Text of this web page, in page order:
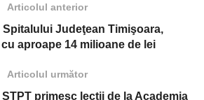
Articolul anterior
Judeţean Timişoara,
aproape 14 milioane de lei
Articolul următor
primesc lecții de la Academia